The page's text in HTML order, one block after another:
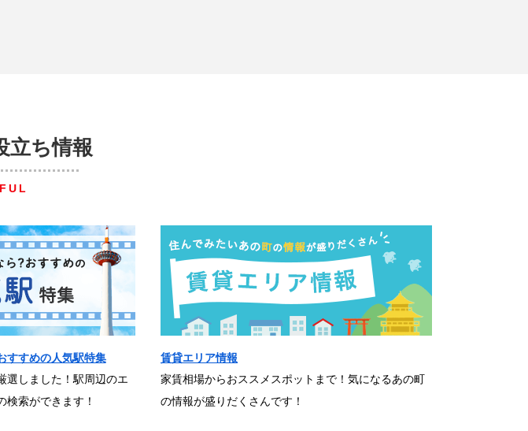
立ち情報
すすめの人気駅特集
選しました！駅周辺のエ
検索ができます！
賃貸エリア情報
家賃相場からおススメスポットまで！気になるあの町
の情報が盛りだくさんです！